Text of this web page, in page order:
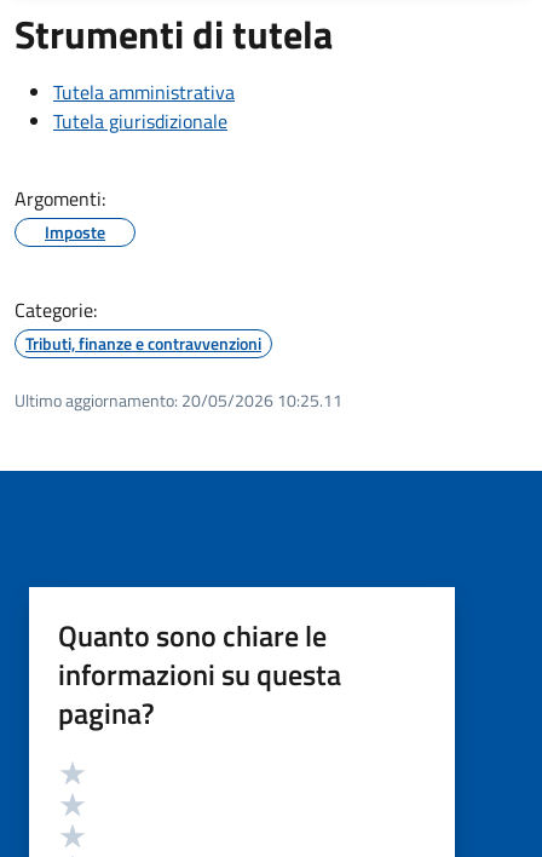
Strumenti di tutela
Tutela amministrativa
Tutela giurisdizionale
Argomenti:
Imposte
Categorie:
Tributi, finanze e contravvenzioni
Ultimo aggiornamento: 20/05/2026 10:25.11
Quanto sono chiare le
informazioni su questa
pagina?
Valutazione